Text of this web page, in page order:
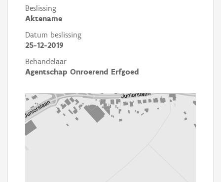
Beslissing
Aktename
Datum beslissing
25-12-2019
Behandelaar
Agentschap Onroerend Erfgoed